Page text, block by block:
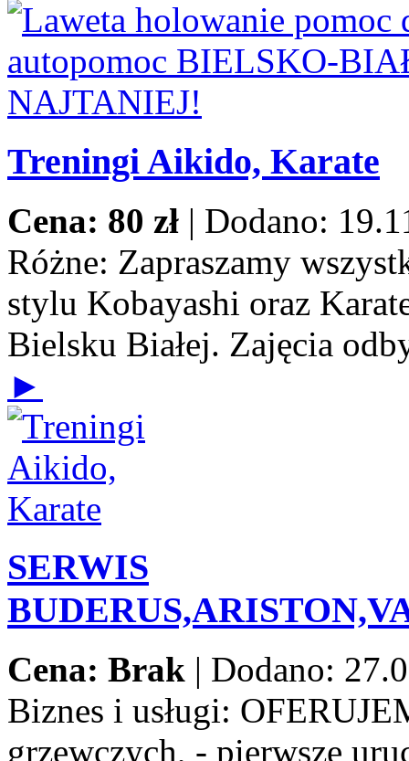
Treningi Aikido, Karate
Cena: 80 zł | Dodano:
Różne: Zapraszamy
stylu Kobayashi oraz
Bielsku Białej. Zajęcia
►
SERWIS
Cena: Brak | Dodano:
Biznes i usługi:
grzewczych, - pierwsze